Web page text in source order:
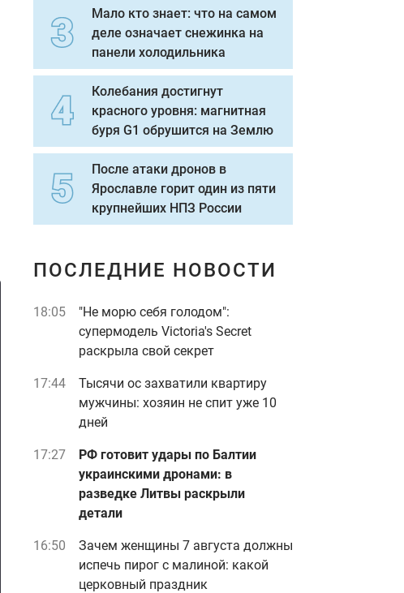
Мало кто знает: что на самом
деле означает снежинка на
панели холодильника
Колебания достигнут
красного уровня: магнитная
буря G1 обрушится на Землю
После атаки дронов в
Ярославле горит один из пяти
крупнейших НПЗ России
ПОСЛЕДНИЕ НОВОСТИ
18:05
"Не морю себя голодом":
супермодель Victoria's Secret
раскрыла свой секрет
17:44
Тысячи ос захватили квартиру
мужчины: хозяин не спит уже 10
дней
17:27
РФ готовит удары по Балтии
украинскими дронами: в
разведке Литвы раскрыли
детали
16:50
Зачем женщины 7 августа должны
испечь пирог с малиной: какой
церковный праздник